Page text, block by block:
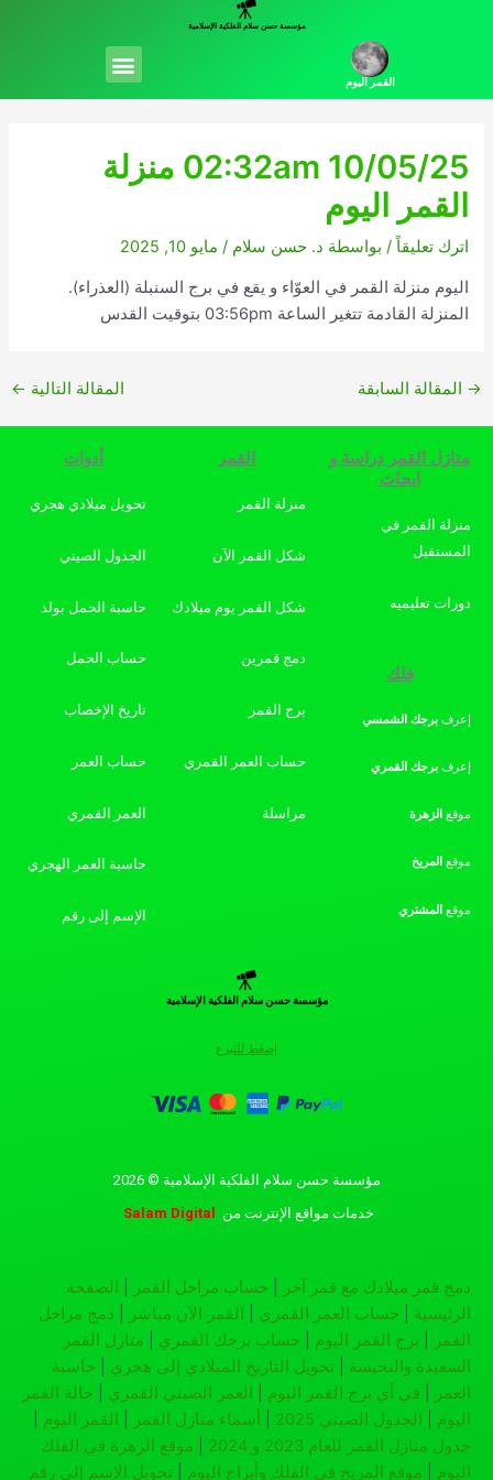
مؤسسة حسن سلام الفلكية الإسلامية
القمر اليوم
Menu
02:32am 10/05/25 منزلة
القمر اليوم
اترك تعليقاً / بواسطة د. حسن سلام/ مايو 10, 2025
اليوم منزلة القمر في العوّاء و يقع في برج السنبلة (العذراء).
المنزلة القادمة تتغير الساعة 03:56pm بتوقيت القدس
→ المقالة السابقة المقالة التالية ←
منازل القمر دراسة و
ابحاث
منزلة القمر في
المستقبل
دورات تعليميه
فلك
إعرف برجك الشمسي
إعرف برجك القمري
موقع الزهرة
موقع المريخ
موقع المشتري
القمر
منزلة القمر
شكل القمر الآن
شكل القمر يوم ميلادك
دمج قمرين
برج القمر
حساب العمر القمري
مراسلة
أدوات
تحويل ميلادي هجري
الجدول الصيني
حاسبة الحمل بولد
حساب الحمل
تاريخ الإخصاب
حساب العمر
العمر القمري
حاسبة العمر الهجري
الإسم إلى رقم
مؤسسة حسن سلام الفلكية الإسلامية
إضغط للتبرع
مؤسسة حسن سلام الفلكية الإسلامية © 2026
خدمات مواقع الإنترنت من Salam Digital
دمج قمر ميلادك مع قمر آخر حساب مراحل القمر
الصفحة
الرئيسية
حساب العمر القمري القمر الآن مباشر
دمج مراحل
القمر
برج القمر اليوم حساب برجك القمري
منازل القمر
السعيدة والنحيسة
تحويل التاريخ الميلادي إلى هجري
حاسبة
العمر
في أي برج القمر اليوم العمر الصيني القمري
حالة القمر
اليوم
الجدول الصيني 2025 أسماء منازل القمر القمر اليوم
جدول منازل القمر للعام 2023 و 2024
موقع الزهرة في الفلك
اليوم
موقع المريخ في الفلك وأبراج اليوم تحويل الإسم إلى رقم